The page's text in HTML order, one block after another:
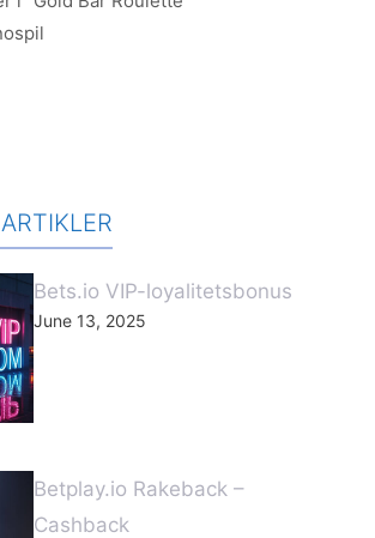
Bets.io VIP-loyalitetsbonus
June 13, 2025
Betplay.io Rakeback –
Cashback